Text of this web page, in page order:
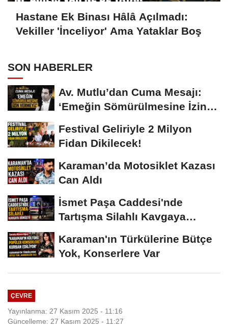
Hastane Ek Binası Hâlâ Açılmadı:
Vekiller 'İnceliyor' Ama Yataklar Boş
SON HABERLER
Av. Mutlu’dan Cuma Mesajı:
‘Emeğin Sömürülmesine İzin
Festival Geliriyle 2 Milyon
Fidan Dikilecek!
Karaman’da Motosiklet Kazası
Can Aldı
İsmet Paşa Caddesi'nde
Tartışma Silahlı Kavgaya
Karaman'ın Türkülerine Bütçe
Yok, Konserlere Var
ÇEVRE
Yayınlanma: 27 Kasım 2025 - 11:16
Güncelleme: 27 Kasım 2025 - 11:27